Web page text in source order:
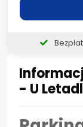
- U